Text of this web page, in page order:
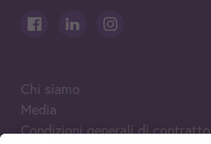
Chi siamo
Media
Condizioni generali di contratto